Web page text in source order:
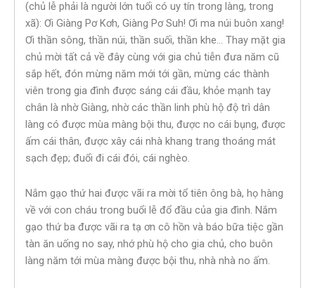
(chủ lễ phải là người lớn tuổi có uy tín trong làng, trong
xã): Ơi Giàng Pơ Kơh, Giàng Pơ Suh! Ơi ma núi buôn xang!
Ơi thần sông, thần núi, thần suối, thần khe… Thay mặt gia
chủ mời tất cả về đây cùng với gia chủ tiễn đưa năm cũ
sắp hết, đón mừng năm mới tới gần, mừng các thành
viên trong gia đình được sáng cái đầu, khỏe mạnh tay
chân là nhờ Giàng, nhờ các thần linh phù hộ độ trì dân
làng có được mùa màng bội thu, được no cái bụng, được
ấm cái thân, được xây cái nhà khang trang thoáng mát
sạch đẹp; đuổi đi cái đói, cái nghèo.
Nắm gạo thứ hai được vãi ra mời tổ tiên ông bà, họ hàng
về với con cháu trong buổi lễ đổ đầu của gia đình. Nắm
gạo thứ ba được vãi ra tạ ơn cô hồn và báo bữa tiệc gần
tàn ăn uống no say, nhớ phù hộ cho gia chủ, cho buôn
làng năm tới mùa màng được bội thu, nhà nhà no ấm.